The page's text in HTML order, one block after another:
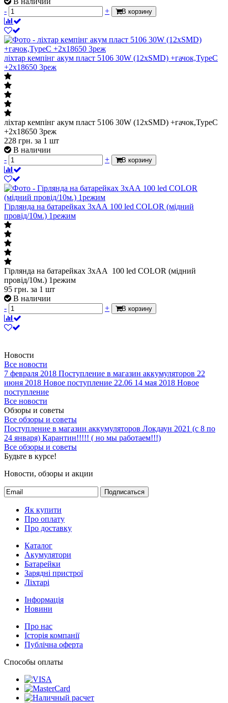
-
+ В корзину
ліхтар кемпінг акум пласт 5106 30W (12xSMD) +гачок,TypeC
+2х18650 3реж
ліхтар кемпінг акум пласт 5106 30W (12xSMD) +гачок,TypeC
+2х18650 3реж
228 грн. за 1 шт
В наличии
-
+ В корзину
Гірлянда на батарейках 3хАА 100 led COLOR (мідний
провід/10м.) 1режим
Гірлянда на батарейках 3хАА 100 led COLOR (мідний
провід/10м.) 1режим
95 грн. за 1 шт
В наличии
-
+ В корзину
Новости
Все новости
7 февраля 2018 Поступление в магазин аккумуляторов 22
июня 2018 Новое поступление 22.06 14 мая 2018 Новое
поступление
Все новости
Обзоры и советы
Все обзоры и советы
Поступление в магазин аккумуляторов Локдаун 2021 (с 8 по
24 января) Карантин!!!!! ( но мы работаем!!!)
Все обзоры и советы
Будьте в курсе!
Новости, обзоры и акции
Подписаться
Як купити
Про оплату
Про доставку
Каталог
Акумулятори
Батарейки
Зарядні пристрої
Ліхтарі
Інформація
Новини
Про нас
Історія компанії
Публічна оферта
Способы оплаты